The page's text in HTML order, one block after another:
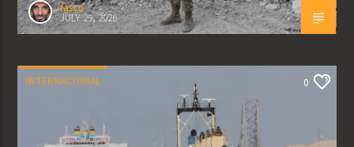
rasco
JULY 29, 2026
INTERNACIONAL 0